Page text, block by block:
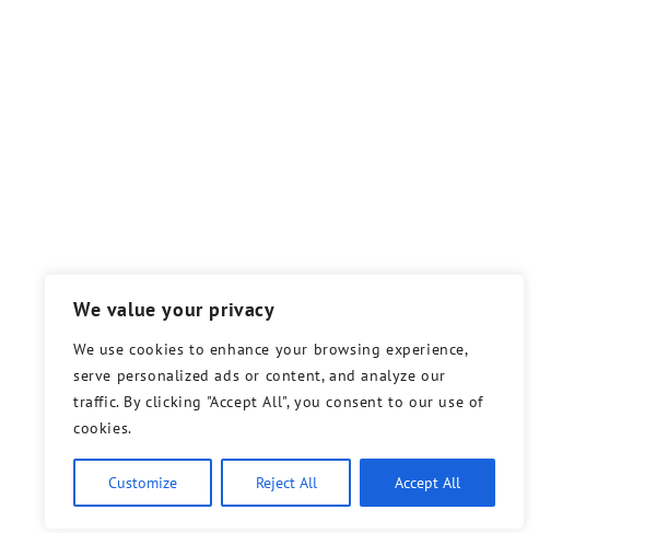
We value your privacy
We use cookies to enhance your browsing experience,
serve personalized ads or content, and analyze our
traffic. By clicking "Accept All", you consent to our use of
cookies.
Customize Reject All Accept All